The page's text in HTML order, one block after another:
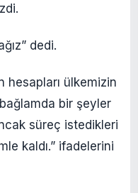
dedi.
hesapları ülkemizin
bir şeyler
süreç istedikleri
kaldı.” ifadelerini